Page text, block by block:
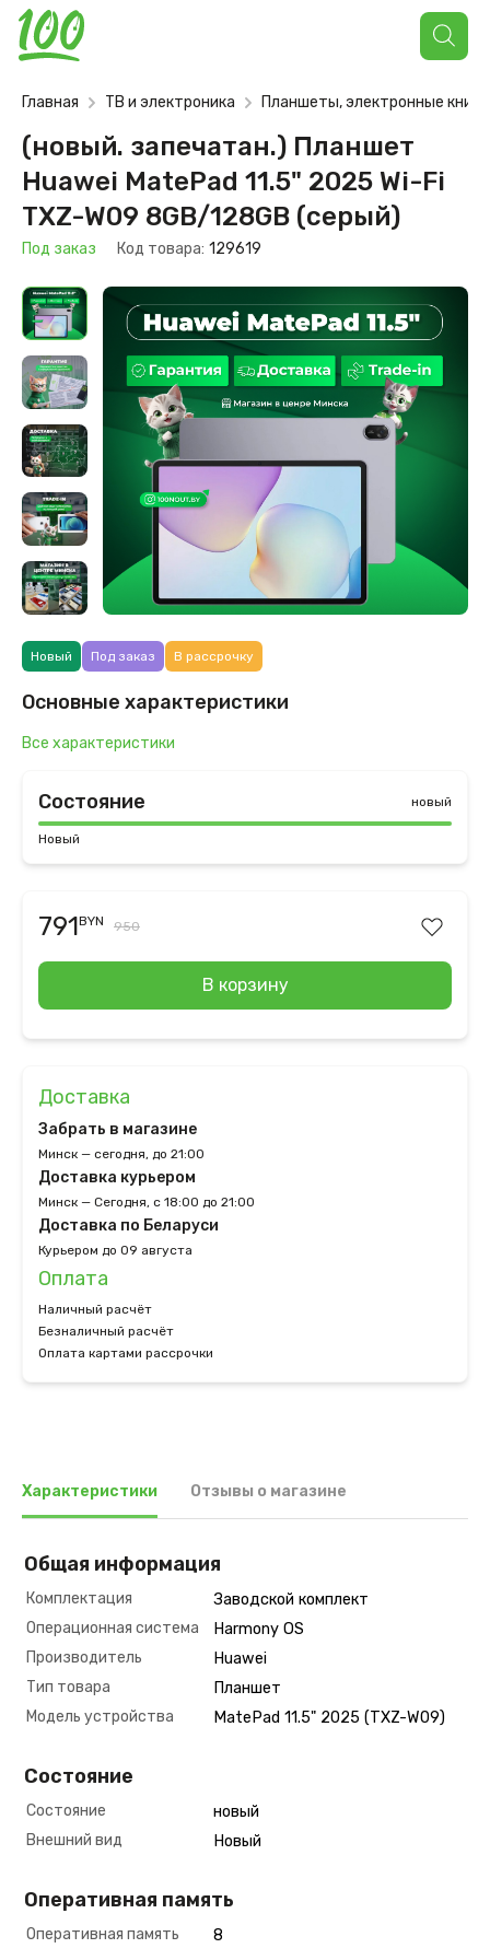
Поиск
товаров
Главная ТВ и электроника Планшеты, электронные книги
(новый. запечатан.) Планшет
Huawei MatePad 11.5" 2025 Wi-Fi
TXZ-W09 8GB/128GB (серый)
Под заказ Код товара: 129619
Новый Под заказ В рассрочку
Основные характеристики
Все характеристики
Состояние новый
Новый
791BYN 950
В корзину
Доставка
Забрать в магазине
Минск — сегодня, до 21:00
Доставка курьером
Минск — Сегодня, с 18:00 до 21:00
Доставка по Беларуси
Курьером до 09 августа
Оплата
Наличный расчёт
Безналичный расчёт
Оплата картами рассрочки
Характеристики Отзывы о магазине
Общая информация
Комплектация
Заводской комплект
Операционная система
Harmony OS
Производитель
Huawei
Тип товара
Планшет
Модель устройства
MatePad 11.5" 2025 (TXZ-W09)
Состояние
Состояние
новый
Внешний вид
Новый
Оперативная память
Оперативная память 8